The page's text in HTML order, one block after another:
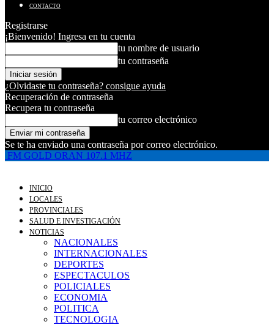
CONTACTO
Registrarse
¡Bienvenido! Ingresa en tu cuenta
tu nombre de usuario
tu contraseña
¿Olvidaste tu contraseña? consigue ayuda
Recuperación de contraseña
Recupera tu contraseña
tu correo electrónico
Se te ha enviado una contraseña por correo electrónico.
FM GOLD ORAN 107.1 MHZ
INICIO
LOCALES
PROVINCIALES
SALUD E INVESTIGACIÓN
NOTICIAS
NACIONALES
INTERNACIONALES
DEPORTES
ESPECTACULOS
POLICIALES
ECONOMIA
POLITICA
TECNOLOGIA